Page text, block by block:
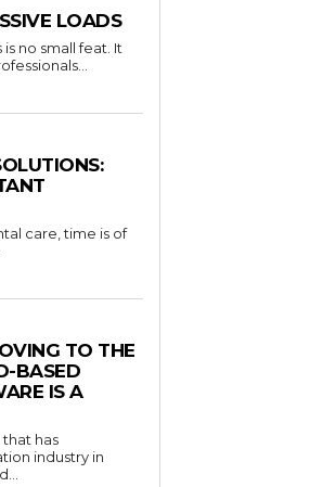
LOADS
no small feat. It
care, time is of
TO THE
BASED
IS A
has
industry in